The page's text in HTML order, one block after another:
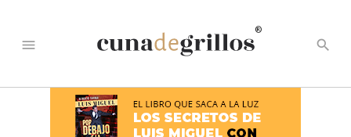
menu
®
search